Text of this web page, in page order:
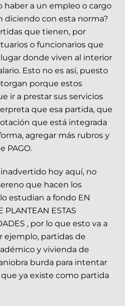
haber a un empleo o cargo
diciendo con esta norma?
que tienen, por
o funcionarios que
donde viven al interior
Esto no es así, puesto
porque estos
ir a prestar sus servicios
que esa partida, que
que está integrada
agregar más rubros y
PAGO.
hoy aquí, no
que hacen los
estudian a fondo EN
PLANTEAN ESTAS
, por lo que esto va a
ejemplo, partidas de
y vivienda de
burda para intentar
ya existe como partida